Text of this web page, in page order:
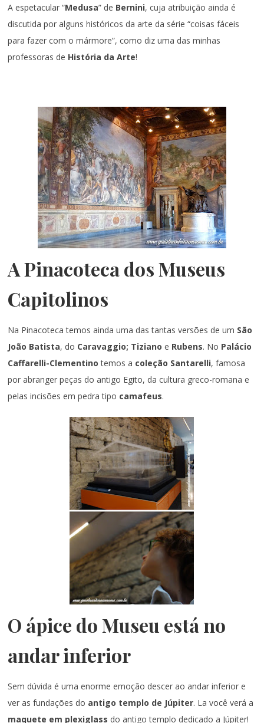
A espetacular “Medusa” de Bernini, cuja atribuição ainda é
discutida por alguns históricos da arte da série “coisas fáceis
para fazer com o mármore”, como diz uma das minhas
professoras de História da Arte!
A Pinacoteca dos Museus
Capitolinos
Na Pinacoteca temos ainda uma das tantas versões de um São
João Batista, do Caravaggio; Tizianoe Rubens. No Palácio
Caffarelli-Clementinotemos a coleção Santarelli, famosa
por abranger peças do antigo Egito, da cultura greco-romana e
pelas incisões em pedra tipo camafeus.
O ápice do Museu está no
andar inferior
Sem dúvida é uma enorme emoção descer ao andar inferior e
ver as fundações do antigo templo de Júpiter. La você verá a
maquete em plexiglass do antigo templo dedicado a Júpiter!